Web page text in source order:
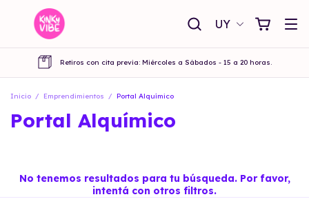
UY
Retiros con cita previa: Miércoles a Sábados - 15 a 20 horas.
Inicio / Emprendimientos / Portal Alquímico
Portal Alquímico
No tenemos resultados para tu búsqueda. Por favor,
intentá con otros filtros.